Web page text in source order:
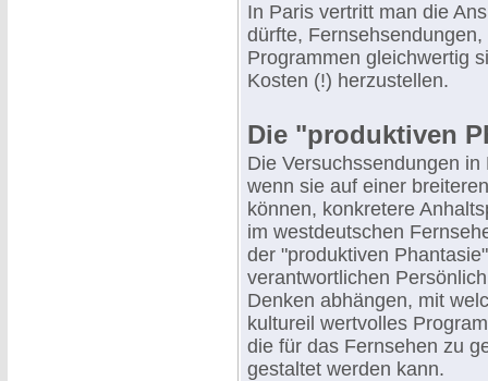
In Paris vertritt man die
dürfte,
Programmen gleichwertig
Kosten (!) herzustellen.
Die "produktiven
Die Versuchssendungen
wenn sie auf einer
können, konkretere
im westdeutschen
der "produktiven
verantwortlichen
Denken abhängen, mit
kultureil wertvolles
die für das Fernsehen zu
gestaltet werden kann.